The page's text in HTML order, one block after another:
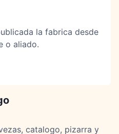
la fabrica desde
o aliado.
catalogo, pizarra y